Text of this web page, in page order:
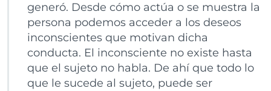
generó. Desde cómo actúa o se muestra la
persona podemos acceder a los deseos
inconscientes que motivan dicha
conducta. El inconsciente no existe hasta
que el sujeto no habla. De ahí que todo lo
que le sucede al sujeto, puede ser